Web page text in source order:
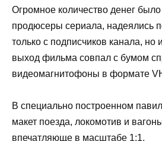
Огромное количество денег
продюсеры сериала, надеялись
только с подписчиков канала, но
выход фильма совпал с бумом
видеомагнитофоны в формате
В специально построенном
макет поезда, локомотив и
впечатляюще в масштабе 1:1.